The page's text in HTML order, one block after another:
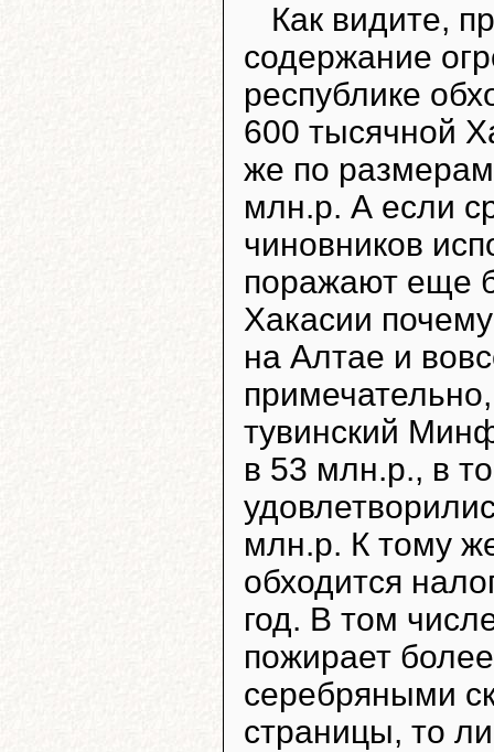
Как видите,
содержание
республике
600 тысячной
же по
млн.р. А если
чиновников
поражают еще
Хакасии
на Алтае и
тувинский
в 53 млн.р., в
млн.р. К тому
обходится
год. В том
пожирает
серебряными
страницы, то